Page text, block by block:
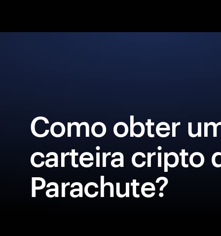
Como obter
carteira cripto
Parachute?